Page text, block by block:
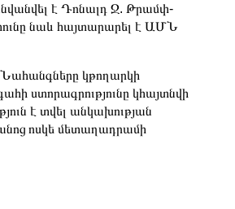
է Դոնալդ Ջ. Թրամփ-
նաև հայտարարել է ԱՄՆ
կթողարկի
ստորագրությունը կհայտնվի
է տվել անկախության
ոսկե մետաղադրամի